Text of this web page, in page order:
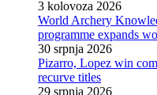
3 kolovoza 2026
World Archery
programme expands
30 srpnja 2026
Pizarro, Lopez win
recurve titles
29 srpnja 2026